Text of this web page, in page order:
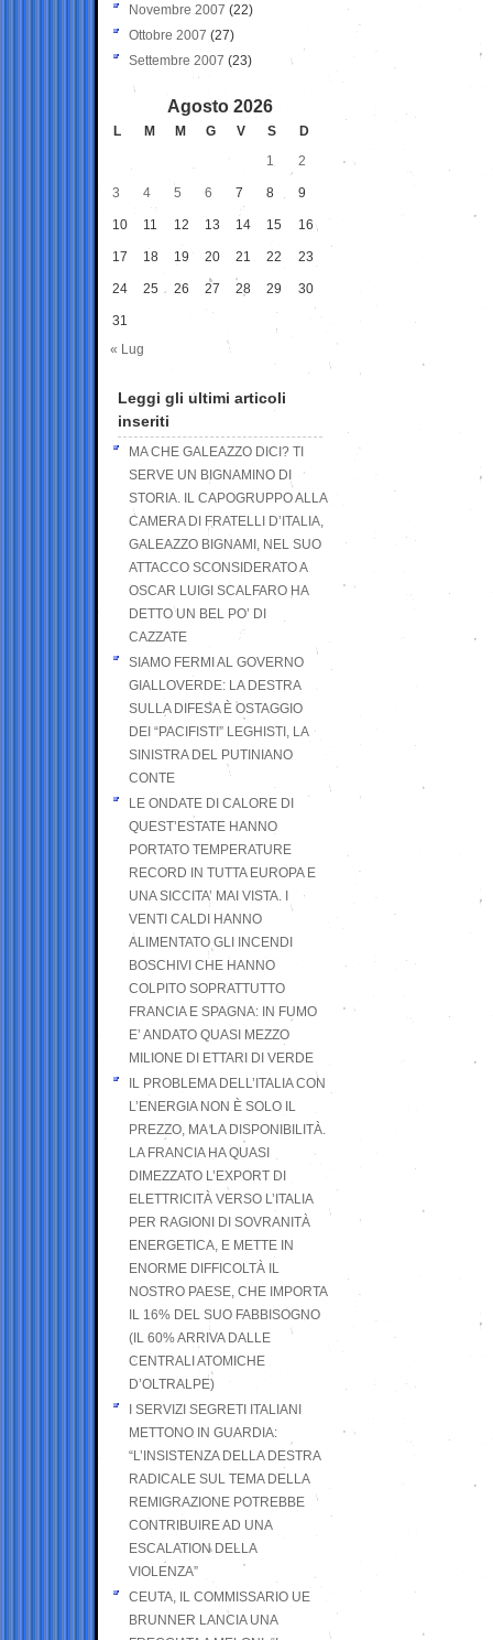
Novembre 2007 (22)
Ottobre 2007 (27)
Settembre 2007 (23)
Agosto 2026
L M M G V S
D
1
2
3 4 5 6 7 8 9
10 11 12 13 14 15 16
17 18 19 20 21 22 23
24 25 26 27 28 29 30
31
« Lug
Leggi gli ultimi articoli
inseriti
MA CHE GALEAZZO DICI? TI
SERVE UN BIGNAMINO DI
STORIA. IL CAPOGRUPPO ALLA
CAMERA DI FRATELLI D’ITALIA,
GALEAZZO BIGNAMI, NEL SUO
ATTACCO SCONSIDERATO A
OSCAR LUIGI SCALFARO HA
DETTO UN BEL PO’ DI
CAZZATE
SIAMO FERMI AL GOVERNO
GIALLOVERDE: LA DESTRA
SULLA DIFESA È OSTAGGIO
DEI “PACIFISTI” LEGHISTI, LA
SINISTRA DEL PUTINIANO
CONTE
LE ONDATE DI CALORE DI
QUEST’ESTATE HANNO
PORTATO TEMPERATURE
RECORD IN TUTTA EUROPA E
UNA SICCITA’ MAI VISTA. I
VENTI CALDI HANNO
ALIMENTATO GLI INCENDI
BOSCHIVI CHE HANNO
COLPITO SOPRATTUTTO
FRANCIA E SPAGNA: IN FUMO
E’ ANDATO QUASI MEZZO
MILIONE DI ETTARI DI VERDE
IL PROBLEMA DELL’ITALIA CON
L’ENERGIA NON È SOLO IL
PREZZO, MA LA DISPONIBILITÀ.
LA FRANCIA HA QUASI
DIMEZZATO L’EXPORT DI
ELETTRICITÀ VERSO L’ITALIA
PER RAGIONI DI SOVRANITÀ
ENERGETICA, E METTE IN
ENORME DIFFICOLTÀ IL
NOSTRO PAESE, CHE IMPORTA
IL 16% DEL SUO FABBISOGNO
(IL 60% ARRIVA DALLE
CENTRALI ATOMICHE
D’OLTRALPE)
I SERVIZI SEGRETI ITALIANI
METTONO IN GUARDIA:
“L’INSISTENZA DELLA DESTRA
RADICALE SUL TEMA DELLA
REMIGRAZIONE POTREBBE
CONTRIBUIRE AD UNA
ESCALATION DELLA
VIOLENZA”
CEUTA, IL COMMISSARIO UE
BRUNNER LANCIA UNA